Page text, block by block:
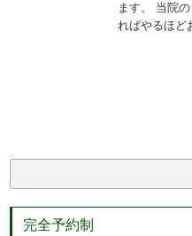
ます。 当院
ればやるほど
完全予約制